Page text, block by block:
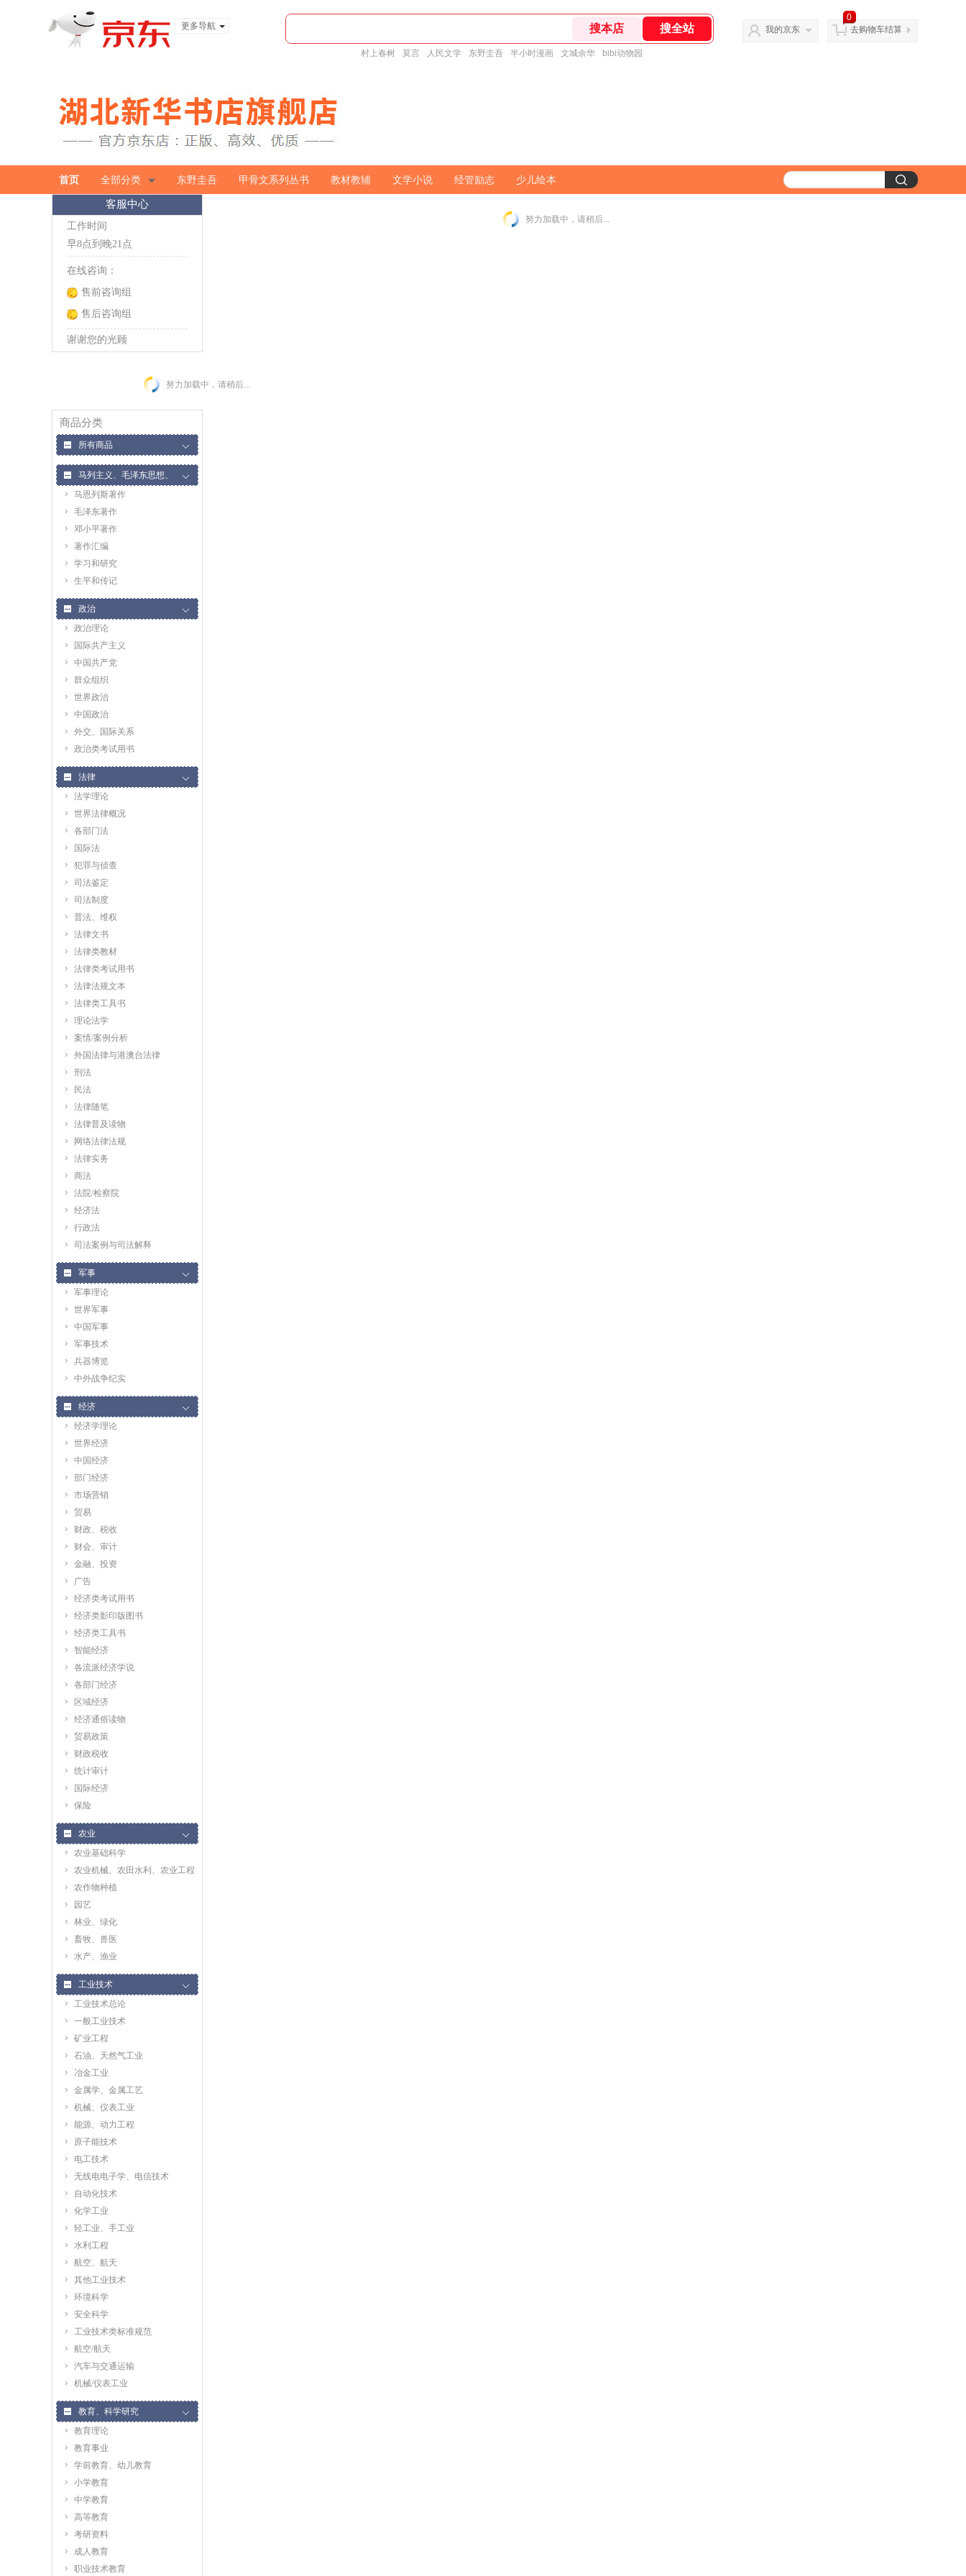
更多导航
村上春树 莫言 人民文学 东野圭吾 半小时漫画 文城余华 bibi动物园
我的京东
0
去购物车结算
首页 全部分类 东野圭吾 甲骨文系列丛书 教材教辅 文学小说 经管励志 少儿绘本
客服中心
工作时间
早8点到晚21点
在线咨询：
售前咨询组
售后咨询组
谢谢您的光顾
努力加载中，请稍后...
商品分类
所有商品
马列主义、毛泽东思想、
邓小平理论
马恩列斯著作
毛泽东著作
邓小平著作
著作汇编
学习和研究
生平和传记
政治
政治理论
国际共产主义
中国共产党
群众组织
世界政治
中国政治
外交、国际关系
政治类考试用书
法律
法学理论
世界法律概况
各部门法
国际法
犯罪与侦查
司法鉴定
司法制度
普法、维权
法律文书
法律类教材
法律类考试用书
法律法规文本
法律类工具书
理论法学
案情/案例分析
外国法律与港澳台法律
刑法
民法
法律随笔
法律普及读物
网络法律法规
法律实务
商法
法院/检察院
经济法
行政法
司法案例与司法解释
军事
军事理论
世界军事
中国军事
军事技术
兵器博览
中外战争纪实
经济
经济学理论
世界经济
中国经济
部门经济
市场营销
贸易
财政、税收
财会、审计
金融、投资
广告
经济类考试用书
经济类影印版图书
经济类工具书
智能经济
各流派经济学说
各部门经济
区域经济
经济通俗读物
贸易政策
财政税收
统计审计
国际经济
保险
农业
农业基础科学
农业机械、农田水利、农业工程
农作物种植
园艺
林业、绿化
畜牧、兽医
水产、渔业
工业技术
工业技术总论
一般工业技术
矿业工程
石油、天然气工业
冶金工业
金属学、金属工艺
机械、仪表工业
能源、动力工程
原子能技术
电工技术
无线电电子学、电信技术
自动化技术
化学工业
轻工业、手工业
水利工程
航空、航天
其他工业技术
环境科学
安全科学
工业技术类标准规范
航空/航天
汽车与交通运输
机械/仪表工业
教育、科学研究
教育理论
教育事业
学前教育、幼儿教育
小学教育
中学教育
高等教育
考研资料
成人教育
职业技术教育
努力加载中，请稍后...